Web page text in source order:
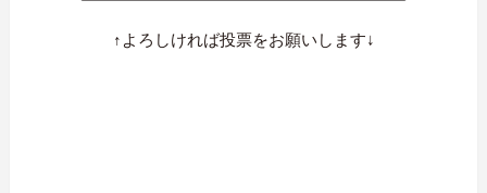
↑よろしければ投票をお願いします↓